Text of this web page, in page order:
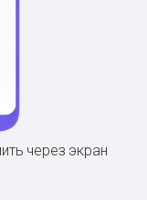
через экран